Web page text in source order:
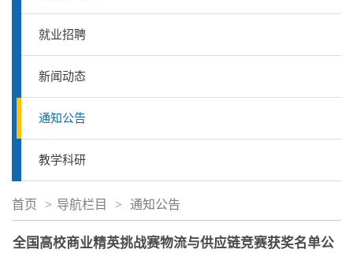
就业招聘
新闻动态
通知公告
教学科研
首页 > 导航栏目 > 通知公告
全国高校商业精英挑战赛物流与供应链竞赛获奖名单公